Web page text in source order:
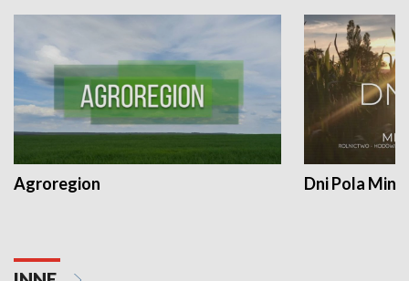
Agroregion Dni Pola